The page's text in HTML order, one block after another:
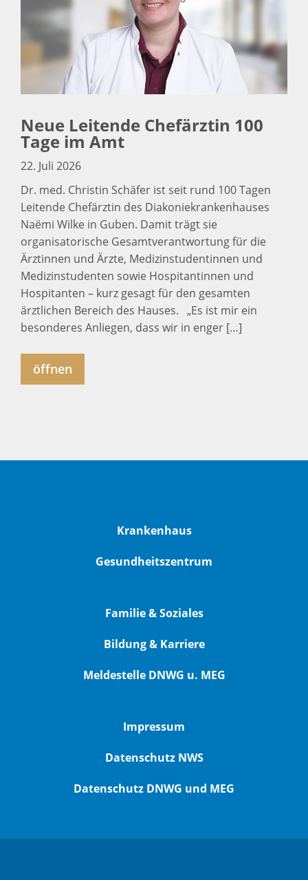
Neue Leitende Chefärztin 100
Tage im Amt
22. Juli 2026
Dr. med. Christin Schäfer ist seit rund 100 Tagen
Leitende Chefärztin des Diakoniekrankenhauses
Naëmi Wilke in Guben. Damit trägt sie
organisatorische Gesamtverantwortung für die
Ärztinnen und Ärzte, Medizinstudentinnen und
Medizinstudenten sowie Hospitantinnen und
Hospitanten – kurz gesagt für den gesamten
ärztlichen Bereich des Hauses. „Es ist mir ein
besonderes Anliegen, dass wir in enger […]
öffnen
Krankenhaus
Gesundheitszentrum
Familie & Soziales
Bildung & Karriere
Meldestelle DNWG u. MEG
Impressum
Datenschutz NWS
Datenschutz DNWG und MEG